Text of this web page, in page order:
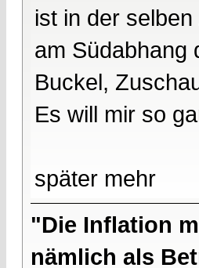
ist in der
am Südabhang
Buckel,
Es will mir so
später mehr
"Die Inflation
nämlich als